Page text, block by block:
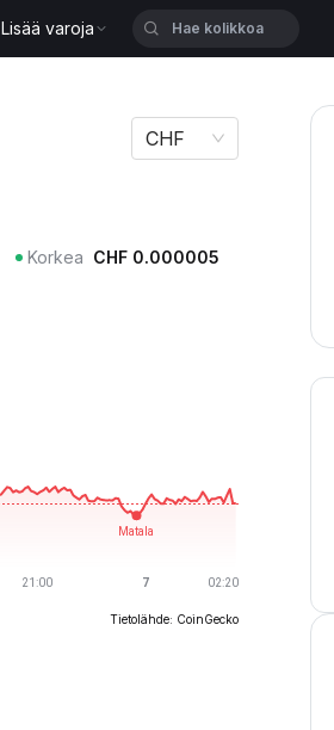
Lisää varoja
CHF
Korkea CHF 0.000005
Tietolähde: CoinGecko